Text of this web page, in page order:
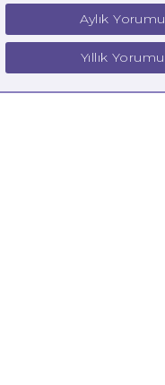
Aylık Yorumu
Yıllık Yorumu